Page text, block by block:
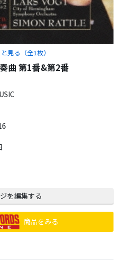
見る（全1 枚）
曲 第1番&第2番
を編集する
商品をみる